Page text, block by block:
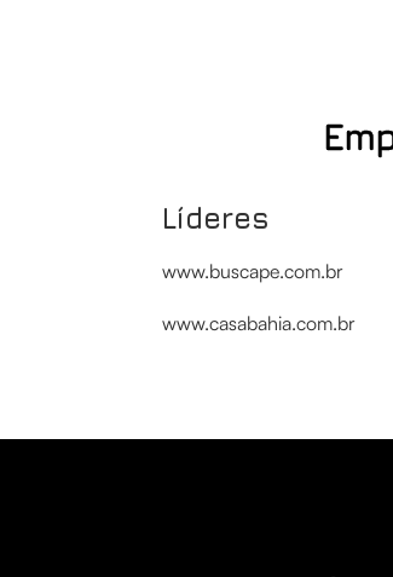
Líderes
www.buscape.com.br
www.casabahia.com.br